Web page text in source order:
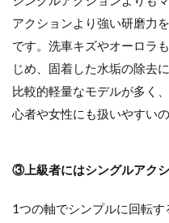
イン
入れ方
マルチ
アクションより強い研磨力
です。洗車キズやオーロラ
じめ、固着した水垢の除去
比較的軽量なモデルが多く
心者や女性にも扱いやすいの
③上級者にはシングルアク
1つの軸でシンプルに回転